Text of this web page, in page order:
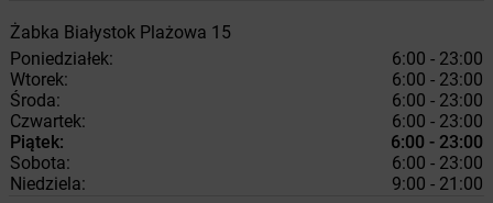
Żabka Białystok Plażowa 15
Poniedziałek:
6:00 - 23:00
Wtorek:
6:00 - 23:00
Środa:
6:00 - 23:00
Czwartek:
6:00 - 23:00
Piątek:
6:00 - 23:00
Sobota:
6:00 - 23:00
Niedziela:
9:00 - 21:00